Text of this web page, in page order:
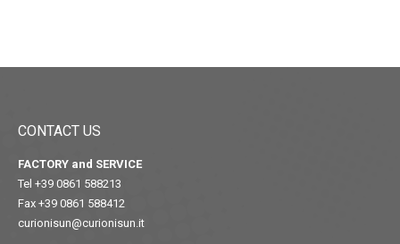
CONTACT US
FACTORY and SERVICE
Tel +39 0861 588213
Fax +39 0861 588412
curionisun@curionisun.it